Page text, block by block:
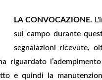
LA CONVOCAZIONE.
sul campo durante
segnalazioni ricevute,
riguardato
e quindi la